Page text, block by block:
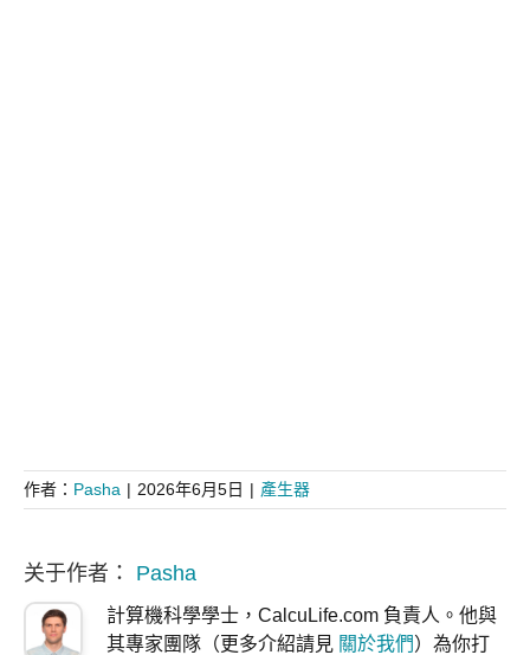
作者： Pasha | 2026年6月5日 | 產生器
关于作者： Pasha
計算機科學學士，CalcuLife.com 負責人。他與
其專家團隊（更多介紹請見 關於我們）為你打